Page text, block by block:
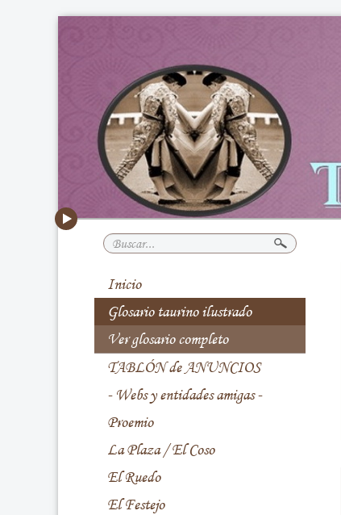
Buscar...
Inicio
Glosario taurino ilustrado
Ver glosario completo
TABLÓN de ANUNCIOS
- Webs y entidades amigas -
Proemio
La Plaza / El Coso
El Ruedo
El Festejo